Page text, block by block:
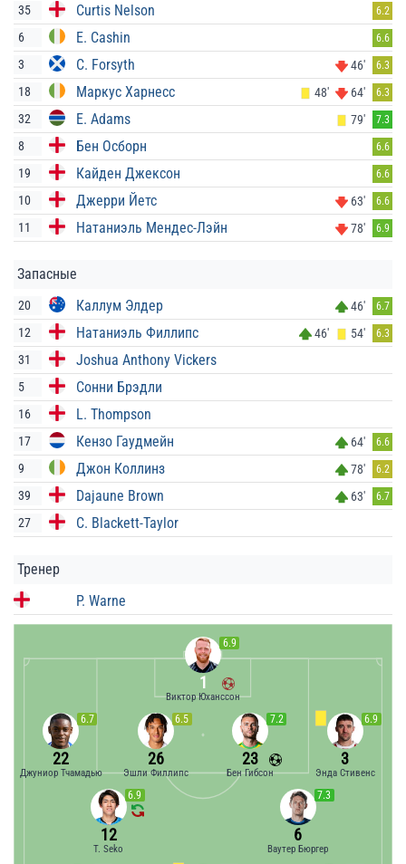
35 Curtis Nelson 6.2
6 E. Cashin 6.6
3 C. Forsyth 46' 6.3
18 Маркус Харнесс 48' 64' 6.3
32 E. Adams 79' 7.3
8 Бен Осборн 6.6
19 Кайден Джексон 6.6
10 Джерри Йетс 63' 6.6
11 Натаниэль Мендес-Лэйн 78' 6.9
Запасные
20 Каллум Элдер 46' 6.7
12 Натаниэль Филлипс 46' 54' 6.3
31 Joshua Anthony Vickers
5 Сонни Брэдли
16 L. Thompson
17 Кензо Гаудмейн 64' 6.6
9 Джон Коллинз 78' 6.2
39 Dajaune Brown 63' 6.7
27 C. Blackett-Taylor
Тренер
P. Warne
6.9
1
Виктор Юханссон
6.9
3
Энда Стивенс
7.2
23
Бен Гибсон
6.5
26
Эшли Филлипс
6.7
22
Джуниор Тчамадью
7.3
6
Ваутер Бюргер
6.9
12
T. Seko